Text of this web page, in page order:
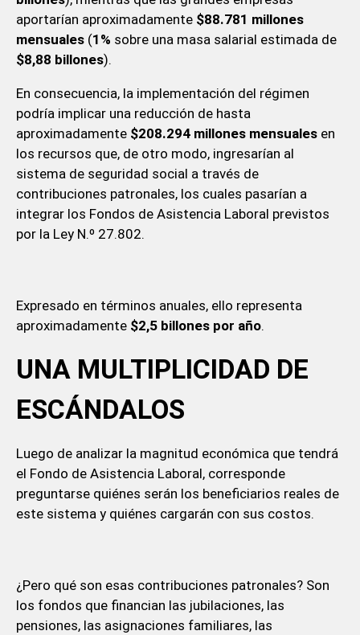
aportarían aproximadamente $88.781 millones
mensuales(1% sobre una masa salarial estimada de
$8,88 billones).
En consecuencia, la implementación del régimen
podría implicar una reducción de hasta
aproximadamente $208.294 millones mensualesen
los recursos que, de otro modo, ingresarían al
sistema de seguridad social a través de
contribuciones patronales, los cuales pasarían a
integrar los Fondos de Asistencia Laboral previstos
por la Ley N.º 27.802.
Expresado en términos anuales, ello representa
aproximadamente $2,5 billones por año.
UNA MULTIPLICIDAD DE
ESCÁNDALOS
Luego de analizar la magnitud económica que tendrá
el Fondo de Asistencia Laboral, corresponde
preguntarse quiénes serán los beneficiarios reales de
este sistema y quiénes cargarán con sus costos.
¿Pero qué son esas contribuciones patronales? Son
los fondos que financian las jubilaciones, las
pensiones, las asignaciones familiares, las